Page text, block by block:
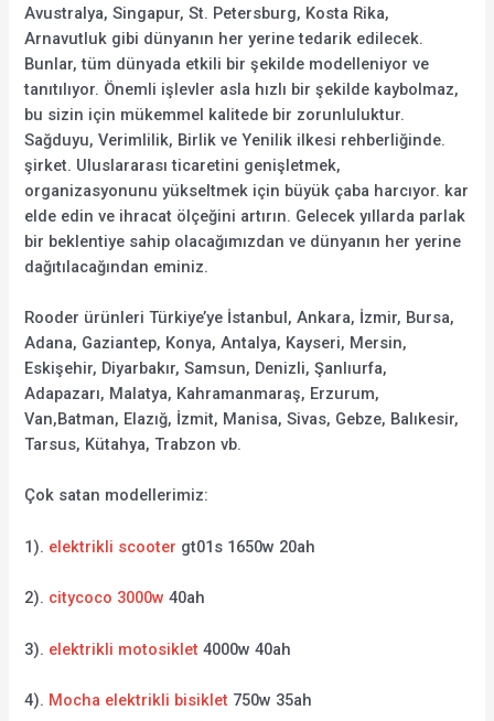
Avustralya, Singapur, St. Petersburg, Kosta Rika,
Arnavutluk gibi dünyanın her yerine tedarik edilecek.
Bunlar, tüm dünyada etkili bir şekilde modelleniyor ve
tanıtılıyor. Önemli işlevler asla hızlı bir şekilde kaybolmaz,
bu sizin için mükemmel kalitede bir zorunluluktur.
Sağduyu, Verimlilik, Birlik ve Yenilik ilkesi rehberliğinde.
şirket. Uluslararası ticaretini genişletmek,
organizasyonunu yükseltmek için büyük çaba harcıyor. kar
elde edin ve ihracat ölçeğini artırın. Gelecek yıllarda parlak
bir beklentiye sahip olacağımızdan ve dünyanın her yerine
dağıtılacağından eminiz.
Rooder ürünleri Türkiye’ye İstanbul, Ankara, İzmir, Bursa,
Adana, Gaziantep, Konya, Antalya, Kayseri, Mersin,
Eskişehir, Diyarbakır, Samsun, Denizli, Şanlıurfa,
Adapazarı, Malatya, Kahramanmaraş, Erzurum,
Van,Batman, Elazığ, İzmit, Manisa, Sivas, Gebze, Balıkesir,
Tarsus, Kütahya, Trabzon vb.
Çok satan modellerimiz:
1). elektrikli scooter gt01s 1650w 20ah
2). citycoco 3000w 40ah
3). elektrikli motosiklet 4000w 40ah
4). Mocha elektrikli bisiklet 750w 35ah